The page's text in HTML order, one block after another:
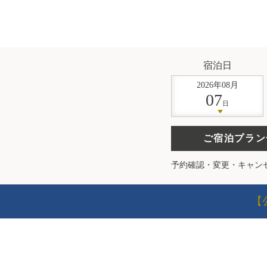
宿泊日
2026年08月
07日
ご宿泊プラ
予約確認・変更・キャン